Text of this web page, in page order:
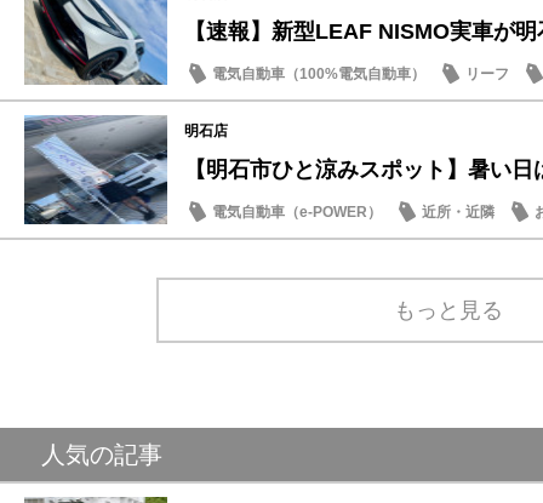
【速報】新型LEAF NISMO実車が
電気自動車（100%電気自動車） リーフ
明石店
【明石市ひと涼みスポット】暑い
電気自動車（e-POWER） 近所・近隣
SDGs
もっと見る
人気の記事